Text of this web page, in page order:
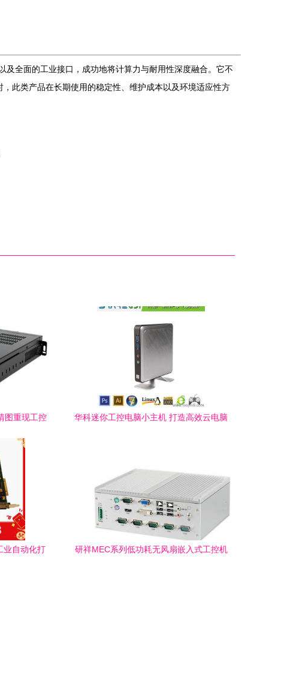
全面的工业接口，成功地将计算力与耐用性深度融合。它不
此类产品在长期使用的稳定性、维护成本以及环境适应性方
图重现工控
华科迷你工控电脑小主机 打造高效云电脑
业自动化打
研祥MEC系列低功耗无风扇嵌入式工控机